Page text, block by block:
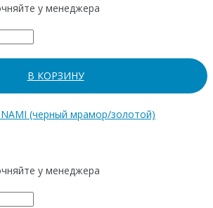
у менеджера
В КОРЗИНУ
(черный мрамор/золотой)
у менеджера